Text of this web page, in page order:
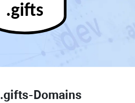
.gifts
.gifts-Domains